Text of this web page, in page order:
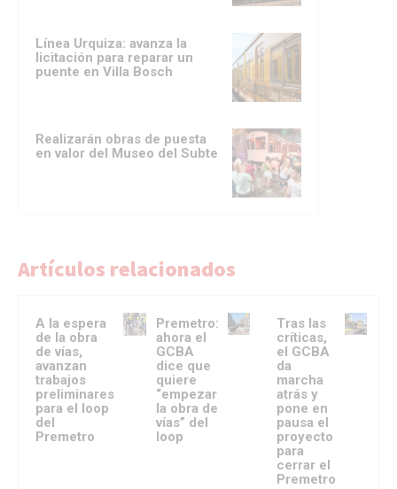
Línea Urquiza: avanza la
licitación para reparar un
puente en Villa Bosch
Realizarán obras de puesta
en valor del Museo del Subte
Artículos relacionados
A la espera
de la obra
de vías,
avanzan
trabajos
preliminares
para el loop
del
Premetro
Premetro:
ahora el
GCBA
dice que
quiere
“empezar
la obra de
vías” del
loop
Tras las
críticas,
el GCBA
da
marcha
atrás y
pone en
pausa el
proyecto
para
cerrar el
Premetro